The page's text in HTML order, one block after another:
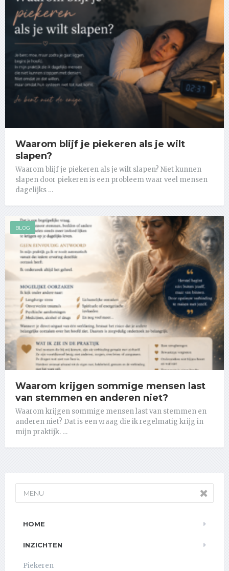
Waarom blijf je piekeren als je wilt
slapen?
Waarom blijf je piekeren als je wilt slapen? Niet kunnen
slapen door piekeren is een probleem waar veel mensen
dagelijks …
BLOG
Waarom krijgen sommige mensen last
van stemmen en anderen niet?
Waarom krijgen sommige mensen last van stemmen en
anderen niet? Dat is een vraag die ik regelmatig krijg in
mijn praktijk. …
MENU
HOME
INZICHTEN
Piekeren